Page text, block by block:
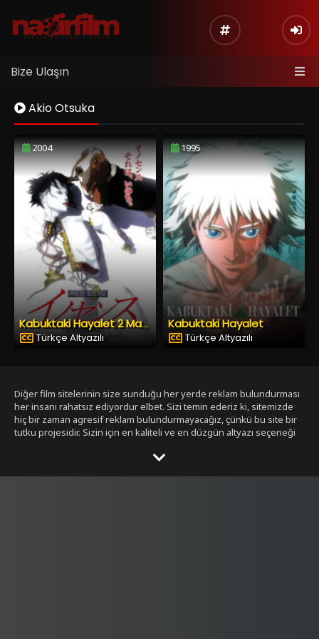
Bize Ulaşın
Akio Otsuka
2004
Kabuktaki Hayalet 2 Masumiyet
Türkçe Altyazılı
1995
Kabuktaki Hayalet
Türkçe Altyazılı
Diğer film sitelerinin size sunduğu her yerde reklam bulundurması
her insanı rahatsız ediyordur elbet. Sizi temin ederiz ki, sitemizde
hiç bir zaman agresif reklam bulundurmayacağız, çünkü bu site bir
tutku projesidir. Sizin için en kaliteli ve en düzgün altyazı seçeneği